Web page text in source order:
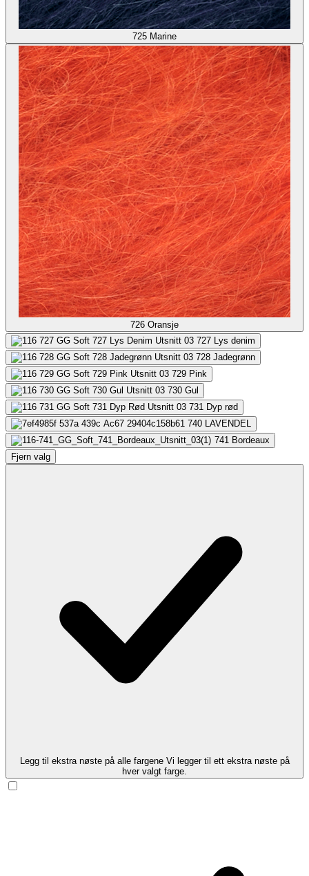
725 Marine
726 Oransje
727 Lys denim
728 Jadegrønn
729 Pink
730 Gul
731 Dyp rød
740 LAVENDEL
741 Bordeaux
Fjern valg
Legg til ekstra nøste på alle fargene Vi legger til ett ekstra nøste på
hver valgt farge.